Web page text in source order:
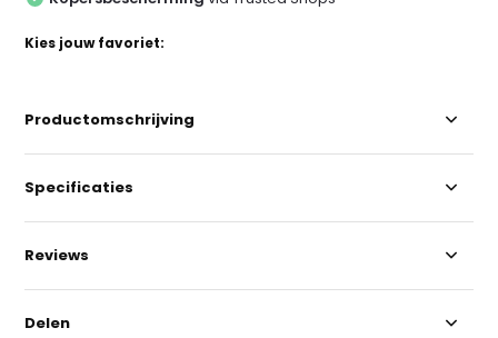
Kies jouw favoriet:
Productomschrijving
Specificaties
Reviews
Delen